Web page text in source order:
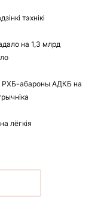
тэхнікі
на 1,3 млрд
РХБ-абароны АДКБ на
лёгкія